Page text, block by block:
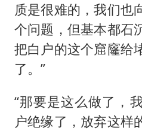
质是很难的，我们也
个问题，但基本都石
把白户的这个窟窿给
了。”
“那要是这么做了，
户绝缘了，放弃这样